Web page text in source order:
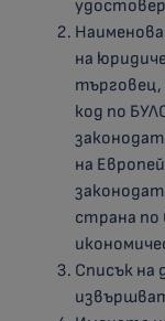
на
търговец,
код по
на
страна по
Списък